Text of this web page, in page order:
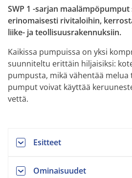
SWP 1 -sarjan
erinomaisesti rivitaloihin,
liike- ja teollisuusrakennuksiin.
Kaikissa pumpuissa on yksi
suunniteltu erittäin hiljaisiksi:
pumpusta, mikä vähentää melua
pumput voivat käyttää
vettä.
Esitteet
Ominaisuudet